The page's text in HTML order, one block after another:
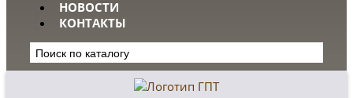
НОВОСТИ
КОНТАКТЫ